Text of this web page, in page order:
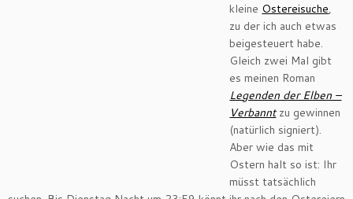
kleine Ostereisuche,
zu der ich auch etwas
beigesteuert habe.
Gleich zwei Mal gibt
es meinen Roman
Legenden der Elben –
Verbanntzu gewinnen
(natürlich signiert).
Aber wie das mit
Ostern halt so ist: Ihr
müsst tatsächlich